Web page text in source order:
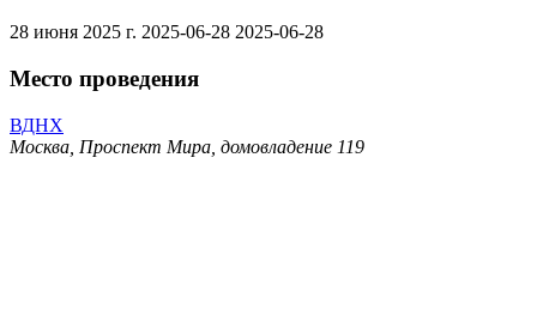
28 июня 2025 г. 2025-06-28 2025-06-28
Место проведения
ВДНХ
Москва, Проспект Мира, домовладение 119